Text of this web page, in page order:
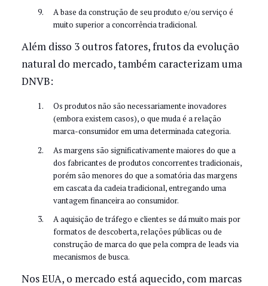
A base da construção de seu produto e/ou serviço é
muito superior a concorrência tradicional.
Além disso 3 outros fatores, frutos da evolução
natural do mercado, também caracterizam uma
DNVB:
Os produtos não são necessariamente inovadores
(embora existem casos), o que muda é a relação
marca-consumidor em uma determinada categoria.
As margens são significativamente maiores do que a
dos fabricantes de produtos concorrentes tradicionais,
porém são menores do que a somatória das margens
em cascata da cadeia tradicional, entregando uma
vantagem financeira ao consumidor.
A aquisição de tráfego e clientes se dá muito mais por
formatos de descoberta, relações públicas ou de
construção de marca do que pela compra de leads via
mecanismos de busca.
Nos EUA, o mercado está aquecido, com marcas